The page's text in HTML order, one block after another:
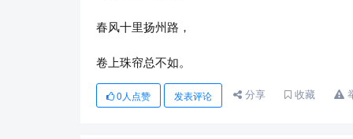
春风十里扬州路，
卷上珠帘总不如。
0 人点赞 发表评论 分享 收藏